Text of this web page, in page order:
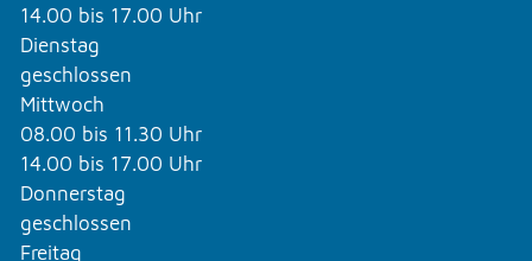
14.00 bis 17.00 Uhr
Dienstag
geschlossen
Mittwoch
08.00 bis 11.30 Uhr
14.00 bis 17.00 Uhr
Donnerstag
geschlossen
Freitag